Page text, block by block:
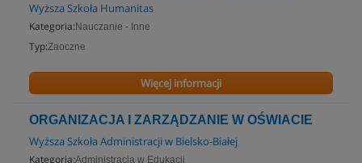
Wyższa Szkoła Humanitas
Kategoria: Nauczanie - Inne
Typ:Zaoczne
Więcej informacji
ORGANIZACJA I ZARZĄDZANIE W OŚWIACIE
Wyższa Szkoła Administracji w Bielsko-Białej
Kategoria:Administracja w Edukacji